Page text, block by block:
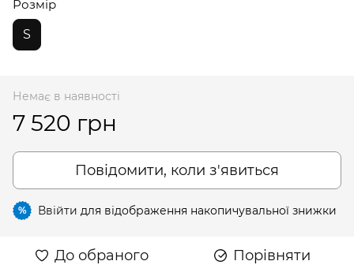
Розмір
S
Немає в наявності
7 520 грн
Повідомити, коли з'явиться
% Ввійти для відображення накопичувальної знижки
До обраного Порівняти